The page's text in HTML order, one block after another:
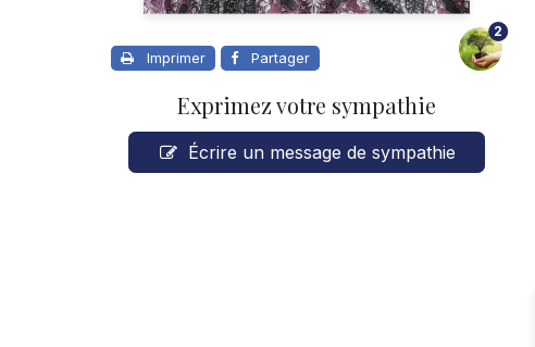
Imprimer Partager
2
Exprimez votre sympathie
Écrire un message de sympathie